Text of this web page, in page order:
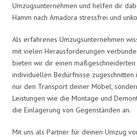
Umzugsunternehmen und helfen dir
Hamm nach Amadora stressfrei und
Als erfahrenes Umzugsunternehmen
mit vielen Herausforderungen
bieten wir dir einen
individuellen Bedürfnisse zugeschnitten
nur den Transport deiner Möbel,
Leistungen wie die Montage und
die Einlagerung von Gegenständen an.
Mit uns als Partner für deinen Umzug